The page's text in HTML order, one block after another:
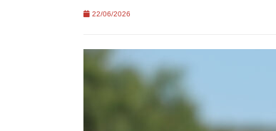
22/06/2026